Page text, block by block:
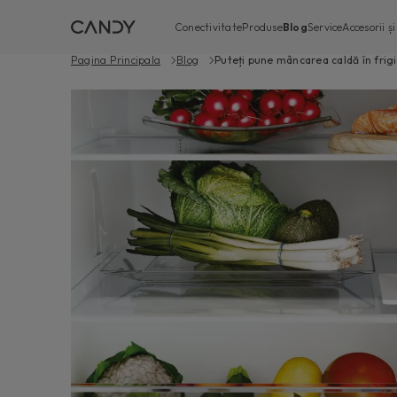
ConectivitateProduseBlogServiceAccesorii
Pagina Principala Blog Puteți pune mâncarea caldă în